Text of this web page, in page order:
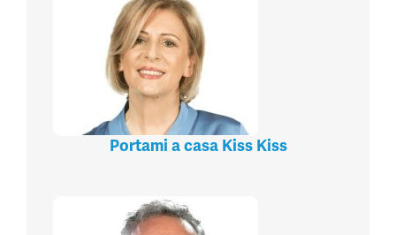
Portami a casa Kiss Kiss